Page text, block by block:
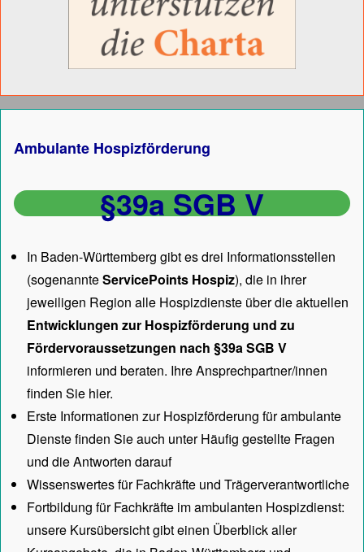
Ambulante Hospizförderung
§39a SGB V
In Baden-Württemberg gibt es drei Informationsstellen
(sogenannteServicePoints Hospiz), die in ihrer
jeweiligen Region alle Hospizdienste über die aktuellen
Entwicklungen zur Hospizförderung und zu
Fördervoraussetzungen nach §39a SGB V
informieren und beraten. Ihre Ansprechpartner/innen
finden Sie hier.
Erste Informationen zur Hospizförderung für ambulante
Dienste finden Sie auch unterHäufig gestellte Fragen
und die Antworten darauf
Wissenswertes für Fachkräfte und Trägerverantwortliche
Fortbildung für Fachkräfte im ambulanten Hospizdienst:
unsere Kursübersichtgibt einen Überblick aller